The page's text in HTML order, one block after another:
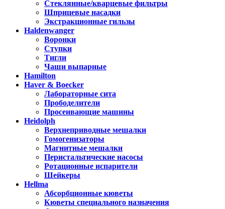
Стеклянные/кварцевые фильтры
Шприцевые насадки
Экстракционные гильзы
Haldenwanger
Воронки
Ступки
Тигли
Чаши выпарные
Hamilton
Haver & Boecker
Лабораторные сита
Прободелители
Просеивающие машины
Heidolph
Верхнеприводные мешалки
Гомогенизаторы
Магнитные мешалки
Перистальтические насосы
Ротационные испарители
Шейкеры
Hellma
Абсорбционные кюветы
Кюветы специального назначения